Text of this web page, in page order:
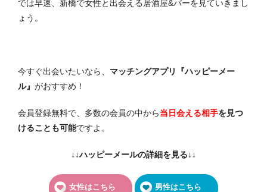
では早速、新橋で女性と出会える居酒屋&バーを見ていきまし
ょう。
今すぐ出会いたいなら、 マッチングアプリ『ハッピーメー
ル』 がおすすめ！
会員登録無料で、多数の会員の中から当日会える相手を見つ
けることも可能ですよ。
↓↓ハッピーメールの詳細を見る↓↓
女性はこちら 男性はこちら